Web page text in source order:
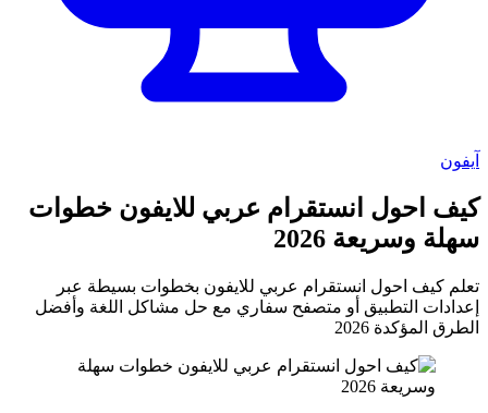
آيفون
كيف احول انستقرام عربي للايفون خطوات
سهلة وسريعة 2026
تعلم كيف احول انستقرام عربي للايفون بخطوات بسيطة عبر
إعدادات التطبيق أو متصفح سفاري مع حل مشاكل اللغة وأفضل
الطرق المؤكدة 2026